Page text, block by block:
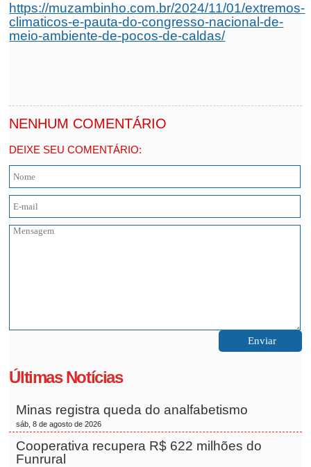
https://muzambinho.com.br/2024/11/01/extremos-
climaticos-e-pauta-do-congresso-nacional-de-
meio-ambiente-de-pocos-de-caldas/
NENHUM COMENTÁRIO
DEIXE SEU COMENTÁRIO:
Últimas Notícias
Minas registra queda do analfabetismo
sáb, 8 de agosto de 2026
Cooperativa recupera R$ 622 milhões do
Funrural